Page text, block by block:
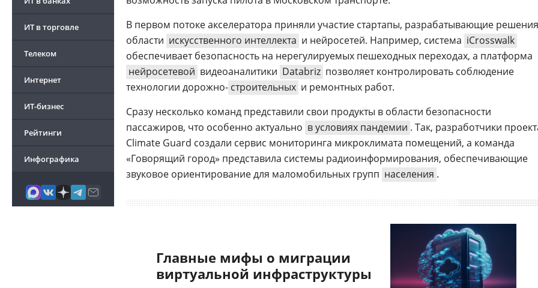
ИТ в торговле
Телеком
Интернет
ИТ-бизнес
Рейтинги
Инфографика
В первом потоке акселератора приняли участие стартапы, разрабатывающие
области искусственного интеллекта и нейросетей. Например, система iCrosswalk
обеспечивает безопасность на нерегулируемых пешеходных переходах, а платформа
нейросетевой видеоаналитики Databriz позволяет контролировать соблюдение
технологии дорожно- строительных и ремонтных работ.
Сразу несколько команд представили свои продукты в области безопасности
пассажиров, что особенно актуально в условиях пандемии . Так, разработчики
Climate Guard создали сервис мониторинга микроклимата помещений, а команда
«Говорящий город» представила системы радиоинформирования, обеспечивающие
звуковое ориентирование для маломобильных групп населения .
Главные мифы о миграции
виртуальной инфраструктуры